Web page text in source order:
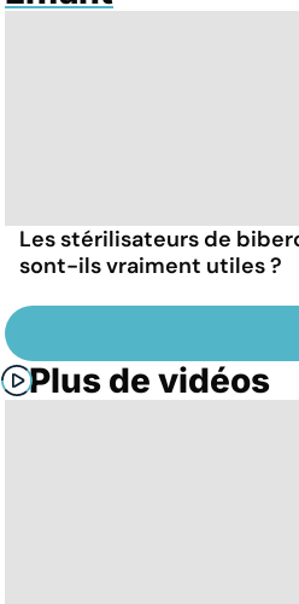
Les stérilisateurs de
sont-ils vraiment utiles ?
Plus de vidéos